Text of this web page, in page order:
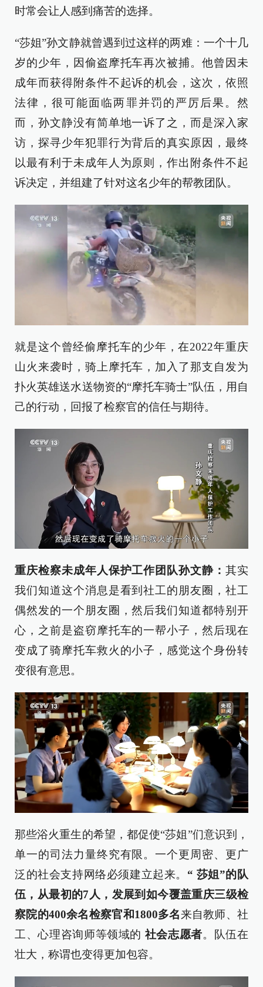
时常会让人感到痛苦的选择。
“莎姐”孙文静就曾遇到过这样的两难：一个十几
岁的少年，因偷盗摩托车再次被捕。他曾因未
成年而获得附条件不起诉的机会，这次，依照
法律，很可能面临两罪并罚的严厉后果。然
而，孙文静没有简单地一诉了之，而是深入家
访，探寻少年犯罪行为背后的真实原因，最终
以最有利于未成年人为原则，作出附条件不起
诉决定，并组建了针对这名少年的帮教团队。
就是这个曾经偷摩托车的少年，在2022年重庆
山火来袭时，骑上摩托车，加入了那支自发为
扑火英雄送水送物资的“摩托车骑士”队伍，用自
己的行动，回报了检察官的信任与期待。
重庆检察未成年人保护工作团队孙文静：其实
我们知道这个消息是看到社工的朋友圈，社工
偶然发的一个朋友圈，然后我们知道都特别开
心，之前是盗窃摩托车的一帮小子，然后现在
变成了骑摩托车救火的小子，感觉这个身份转
变很有意思。
那些浴火重生的希望，都促使“莎姐”们意识到，
单一的司法力量终究有限。一个更周密、更广
泛的社会支持网络必须建立起来。 “ 莎姐”的队
伍，从最初的7人，发展到如今覆盖重庆三级检
察院的400余名检察官和1800多名来自教师、社
工、心理咨询师等领域的 社会志愿者。队伍在
壮大，称谓也变得更加包容。